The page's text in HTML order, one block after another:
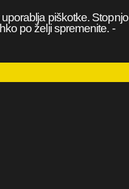
piškotke. Stopnjo
po želji spremenite. -